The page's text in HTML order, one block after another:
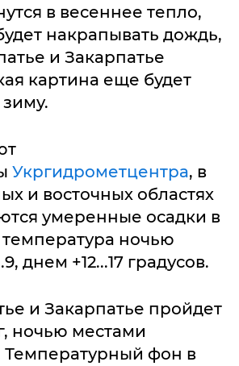
в весеннее тепло,
накрапывать дождь,
и Закарпатье
картина еще будет
Укргидрометцентра, в
и восточных областях
умеренные осадки в
ночью
днем +12...17 градусов.
и Закарпатье пройдет
ночью местами
Температурный фон в